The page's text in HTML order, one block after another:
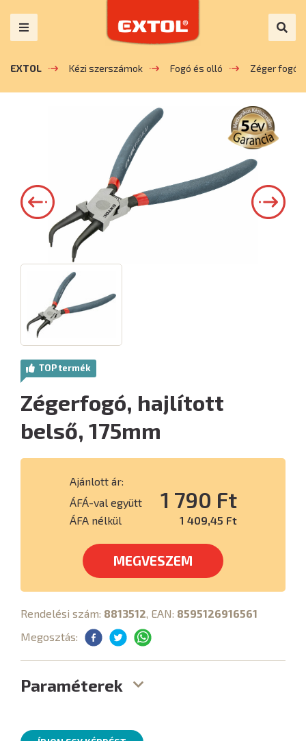
EXTOL Kézi szerszámok Fogó és olló Zéger fogó
TOP termék
Zégerfogó, hajlított
belső, 175mm
Ajánlott ár:
ÁFÁ-val együtt
1 790 Ft
ÁFA nélkül 1 409,45 Ft
MEGVESZEM
Rendelési szám: 8813512 , EAN: 8595126916561
Megosztás:
Paraméterek